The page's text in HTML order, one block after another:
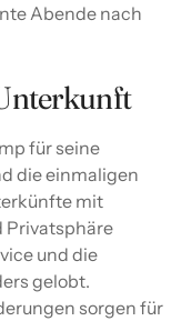
Abende nach
für seine
die einmaligen
mit
Privatsphäre
und die
gelobt.
sorgen für